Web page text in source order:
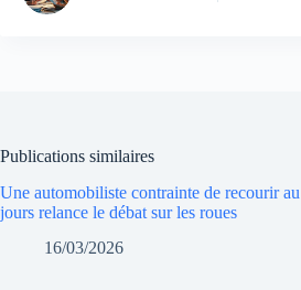
Publications similaires
Une automobiliste contrainte de recourir
jours relance le débat sur les roues
16/03/2026